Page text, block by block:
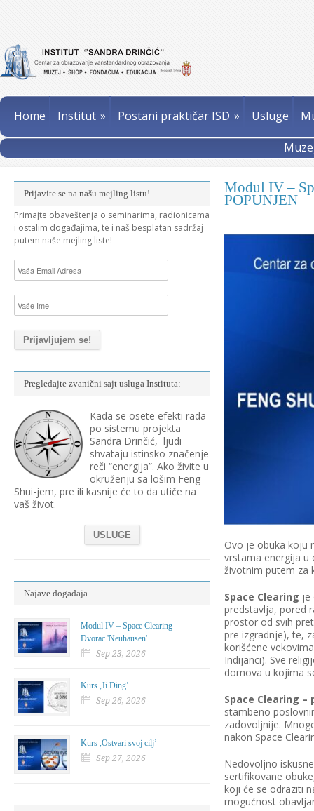
Home Institut » Postani praktičar ISD » Usluge
Modul IV –
POPUNJEN
Ovo je obuka koju
vrstama energija u
životnim putem za
Space Clearing je
predstavlja, pored
prostor od svih
pre izgradnje), te,
korišćene
Indijanci). Sve
domova u kojima
Space Clearing
stambeno
zadovoljnije.
nakon Space
Nedovoljno
sertifikovane
koji će se odraziti
mogućnost
Prijavite se na našu mejling listu!
Primajte obaveštenja o seminarima, radionicama
i ostalim događajima, te i naš besplatan sadržaj
putem naše mejling liste!
Pregledajte zvanični sajt usluga Instituta:
Kada se osete efekti rada
po sistemu projekta
Sandra Drinčić, ljudi
shvataju istinsko značenje
reči “energija”. Ako živite u
okruženju sa lošim Feng
Shui-jem, pre ili kasnije će to da utiče na
vaš život.
USLUGE
Najave događaja
Modul IV – Space Clearing
Dvorac 'Neuhausen'
Sep 23, 2026
Kurs ,Ji Đing’
Sep 26, 2026
Kurs ,Ostvari svoj cilj’
Sep 27, 2026